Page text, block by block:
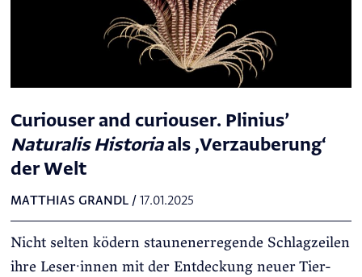
Curiouser and curiouser. Plinius’
Naturalis Historiaals ‚Verzauberung‘
der Welt
MATTHIAS GRANDL/ 17.01.2025
Nicht selten ködern staunenerregende Schlagzeilen
ihre Leser·innen mit der Entdeckung neuer Tier-